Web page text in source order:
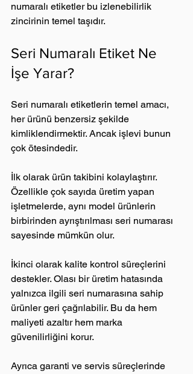
numaralı etiketler bu izlenebilirlik
zincirinin temel taşıdır.
Seri Numaralı Etiket Ne
İşe Yarar?
Seri numaralı etiketlerin temel amacı,
her ürünü benzersiz şekilde
kimliklendirmektir. Ancak işlevi bunun
çok ötesindedir.
İlk olarak ürün takibini kolaylaştırır.
Özellikle çok sayıda üretim yapan
işletmelerde, aynı model ürünlerin
birbirinden ayrıştırılması seri numarası
sayesinde mümkün olur.
İkinci olarak kalite kontrol süreçlerini
destekler. Olası bir üretim hatasında
yalnızca ilgili seri numarasına sahip
ürünler geri çağrılabilir. Bu da hem
maliyeti azaltır hem marka
güvenilirliğini korur.
Ayrıca garanti ve servis süreçlerinde